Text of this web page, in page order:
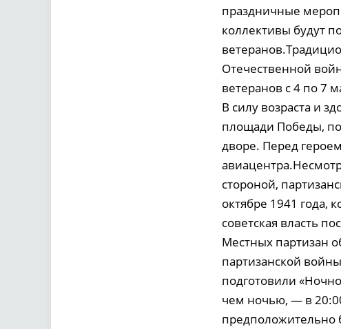
праздничные
коллективы будут
Отечественной
ветеранов с 4 по 7
В силу возраста и
площади Победы,
дворе. Перед
стороной,
октябре 1941 года,
советская власть
Местных партизан
партизанской
подготовили
чем ночью, — в
предположительно